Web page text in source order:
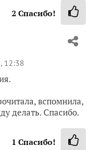
2 Спасибо!
12:38
вспомнила,
делать. Спасибо.
1 Спасибо!